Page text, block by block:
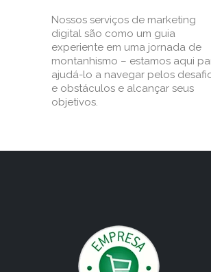
Nossos serviços de marketing
digital são como um guia
experiente em uma jornada de
montanhismo – estamos aqui
ajudá-lo a navegar pelos
e obstáculos e alcançar seus
objetivos.